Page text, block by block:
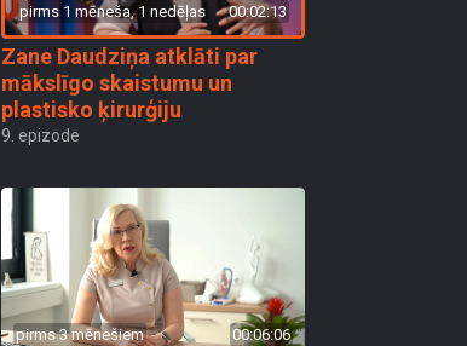
pirms 1 mēneša, 1 nedēļas 00:02:13
Zane Daudziņa atklāti par
mākslīgo skaistumu un
plastisko ķirurģiju
9. epizode
pirms 3 mēnešiem 00:06:06